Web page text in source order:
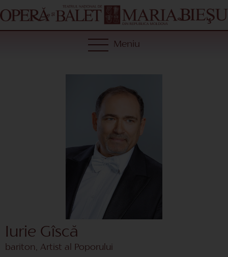
Meniu
Iurie Gîscă
bariton, Artist al Poporului